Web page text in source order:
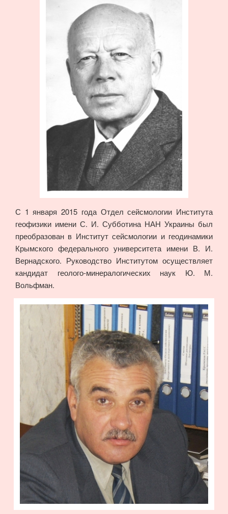
С 1 января 2015 года Отдел сейсмологии Института
геофизики имени С. И. Субботина НАН Украины был
преобразован в Институт сейсмологии и геодинамики
Крымского федерального университета имени В. И.
Вернадского. Руководство Институтом осуществляет
кандидат геолого-минералогических наук Ю. М.
Вольфман.